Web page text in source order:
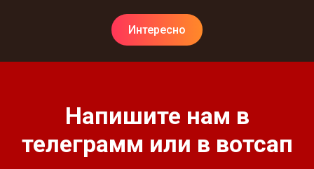
Интересно
Напишите нам в
телеграмм или в вотсап